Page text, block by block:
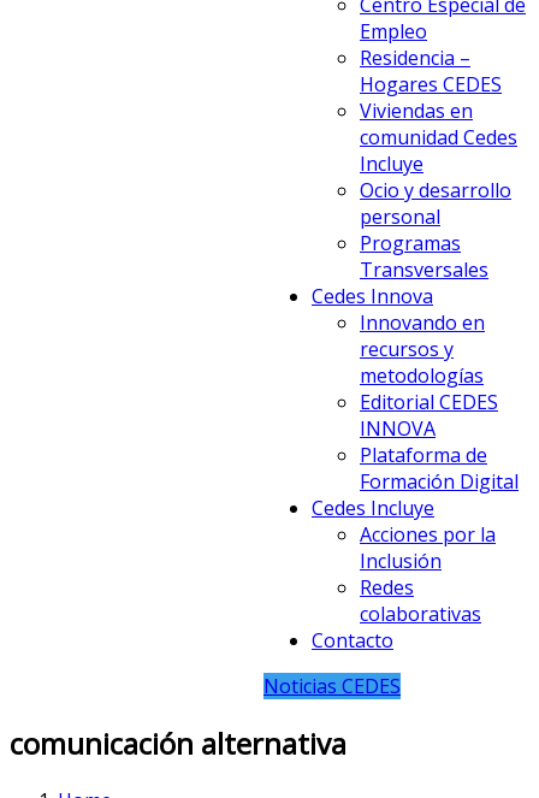
Empleo
Residencia –
Hogares CEDES
Viviendas en
comunidad Cedes
Incluye
Ocio y desarrollo
personal
Programas
Transversales
Cedes Innova
Innovando en
recursos y
metodologías
Editorial CEDES
INNOVA
Plataforma de
Formación Digital
Cedes Incluye
Acciones por la
Inclusión
Redes
colaborativas
Contacto
Noticias CEDES
comunicación alternativa